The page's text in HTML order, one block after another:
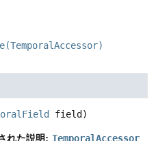
field)
れた説明: TemporalAccessor